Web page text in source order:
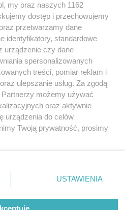
1 / 0
regulamin korzystania z portali
Skontakuj sięz nami
Kontakt
Wydawca
Redakcja
my oraz naszych 1162
dostęp i przechowujemy
przetwarzamy dane
identyfikatory, standardowe
urządzenie czy dane
spersonalizowanych
treści, pomiar reklam i
ulepszanie usług. Za zgodą
możemy używać
oraz aktywnie
urządzenia do celów
Twoją prywatność, prosimy
w lewym dolnym rogu strony
danych nie wymagają
prawo sprzeciwić się
będą miały
USTAWIENIA